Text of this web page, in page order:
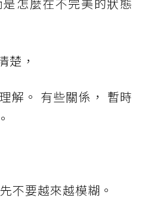
楚，
解。 有些關係， 暫時
不要越來越模糊。